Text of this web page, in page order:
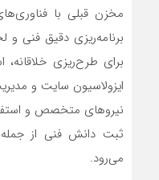
مخزن قبلی با
برنامه‌ریزی دقیق فنی و
ایزولاسیون سایت و
نیروهای متخصص و
ثبت دانش فنی از
می‌رود.